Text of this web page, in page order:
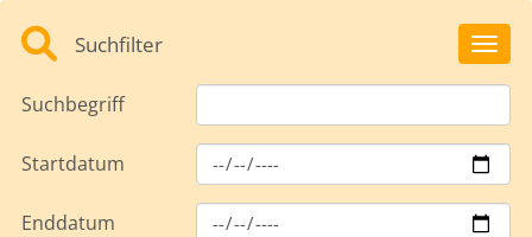
Suchfilter
Suchbegriff
Startdatum
Enddatum